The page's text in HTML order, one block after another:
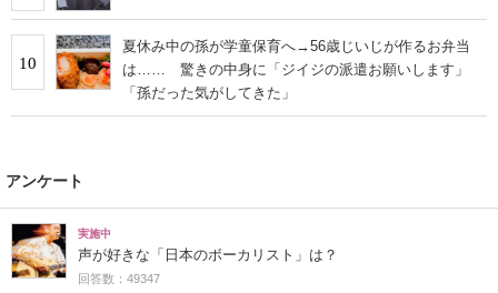
10
夏休み中の孫が学童保育へ→56歳じいじが作るお弁当
は…… 驚きの中身に「ジイジの派遣お願いします」
「孫だった気がしてきた」
アンケート
実施中
声が好きな「日本のボーカリスト」は？
回答数：49347